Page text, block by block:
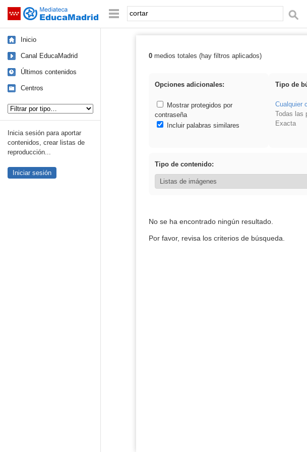
Saltar navegación Palabra o frase:
Inicio
Canal EducaMadrid
Últimos contenidos
Centros
Inicia sesión para aportar
contenidos, crear listas de
reproducción...
Iniciar sesión
Resultados de: cortar
0medios totales (hay filtros aplicados)
Opciones adicionales:
Mostrar protegidos por
contraseña
Incluir palabras similares
Tipo de
Cualquier
Todas las
Exacta
Tipo de contenido:
No se ha encontrado ningún resultado.
Por favor, revisa los criterios de búsqueda.